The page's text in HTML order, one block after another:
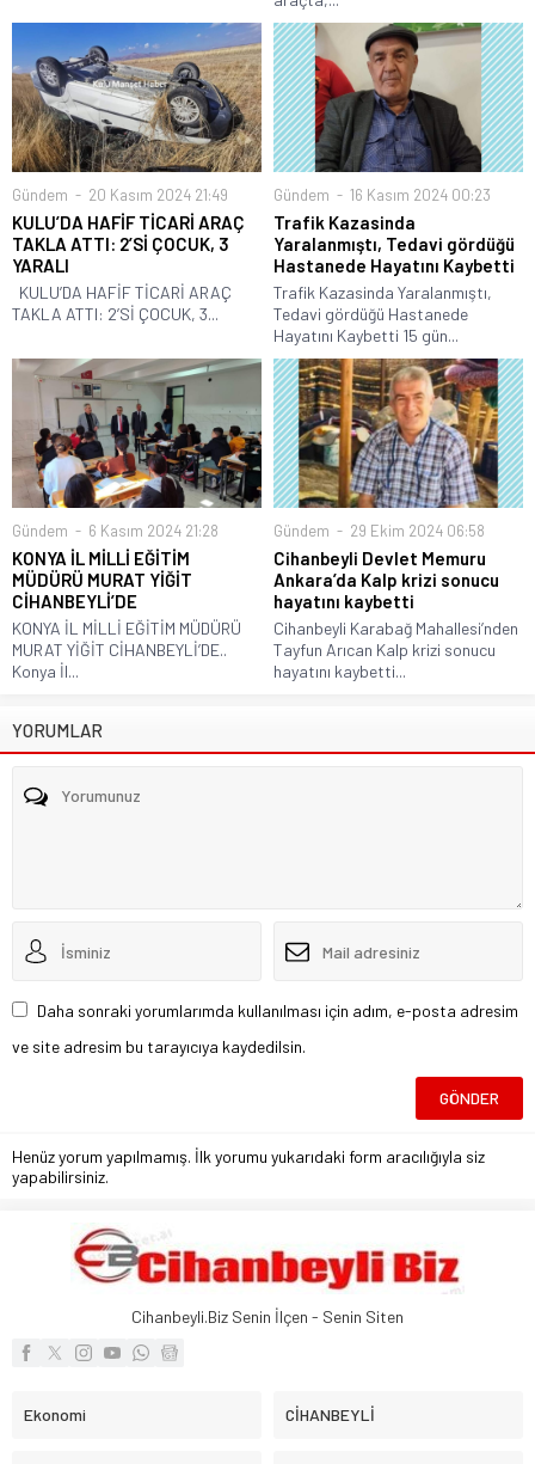
Gündem 20 Kasım 2024 21:49
KULU’DA HAFİF TİCARİ ARAÇ
TAKLA ATTI: 2’Sİ ÇOCUK, 3
YARALI
KULU’DA HAFİF TİCARİ ARAÇ
TAKLA ATTI: 2’Sİ ÇOCUK, 3...
Gündem 16 Kasım 2024 00:23
Trafik Kazasinda
Yaralanmıştı, Tedavi gördüğü
Hastanede Hayatını Kaybetti
Trafik Kazasinda Yaralanmıştı,
Tedavi gördüğü Hastanede
Hayatını Kaybetti 15 gün...
Gündem 6 Kasım 2024 21:28
KONYA İL MİLLİ EĞİTİM
MÜDÜRÜ MURAT YİĞİT
CİHANBEYLİ’DE
KONYA İL MİLLİ EĞİTİM MÜDÜRÜ
MURAT YİĞİT CİHANBEYLİ’DE..
Konya İl...
Gündem 29 Ekim 2024 06:58
Cihanbeyli Devlet Memuru
Ankara’da Kalp krizi sonucu
hayatını kaybetti
Cihanbeyli Karabağ Mahallesi’nden
Tayfun Arıcan Kalp krizi sonucu
hayatını kaybetti...
YORUMLAR
Daha sonraki yorumlarımda kullanılması için adım, e-posta adresim
ve site adresim bu tarayıcıya kaydedilsin.
Henüz yorum yapılmamış. İlk yorumu yukarıdaki form aracılığıyla siz
yapabilirsiniz.
Cihanbeyli.Biz Senin İlçen - Senin Siten
Ekonomi CİHANBEYLİ